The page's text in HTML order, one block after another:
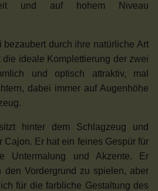
und auf hohem Niveau
bezaubert durch ihre natürliche Art
ideale Komplettierung der zwei
und optisch attraktiv, mal
dabei immer auf Augenhöhe
hinter dem Schlagzeug und
Cajon. Er hat ein feines Gespür für
Untermalung und Akzente. Er
Vordergrund zu spielen, aber
für die farbliche Gestaltung des